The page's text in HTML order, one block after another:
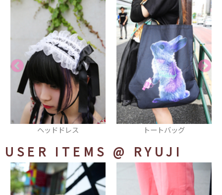
トートバッグ スニーカー
USER ITEMS @ RYUJI